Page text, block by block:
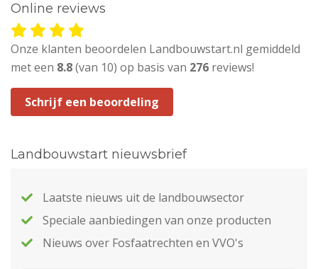
Online reviews
Onze klanten beoordelen Landbouwstart.nl gemiddeld
met een 8.8(van 10) op basis van 276 reviews!
Schrijf een beoordeling
Landbouwstart nieuwsbrief
Laatste nieuws uit de landbouwsector
Speciale aanbiedingen van onze producten
Nieuws over Fosfaatrechten en VVO's